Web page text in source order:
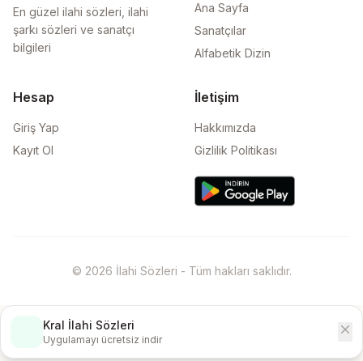
En güzel ilahi sözleri, ilahi
şarkı sözleri ve sanatçı
bilgileri
Ana Sayfa
Sanatçılar
Alfabetik Dizin
Hesap
Giriş Yap
Kayıt Ol
İletişim
Hakkımızda
Gizlilik Politikası
© 2026 İlahi Sözleri - Tüm hakları saklıdır.
Kral İlahi Sözleri
Uygulamayı ücretsiz indir
close